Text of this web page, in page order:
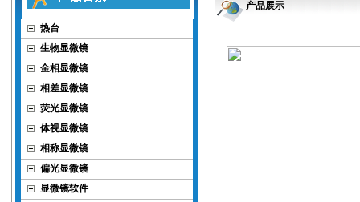
热台
生物显微镜
金相显微镜
相差显微镜
荧光显微镜
体视显微镜
相称显微镜
偏光显微镜
显微镜软件
产品展示